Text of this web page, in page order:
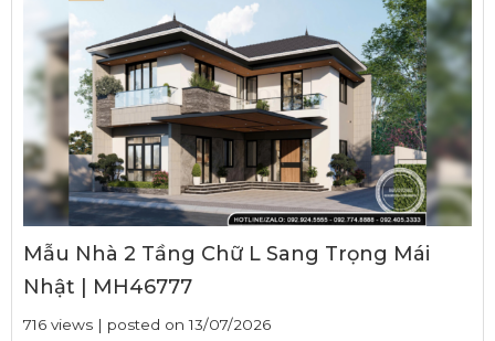
Mẫu Nhà 2 Tầng Chữ L Sang Trọng Mái
Nhật | MH46777
716 views | posted on 13/07/2026